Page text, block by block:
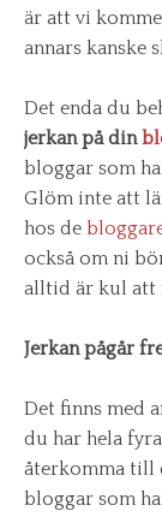
är att vi
annars kanske
Det enda du
jerkan på din
bloggar som
Glöm inte att
hos de
också om ni
alltid är kul att
Jerkan pågår
Det finns med
du har hela
återkomma till
bloggar som